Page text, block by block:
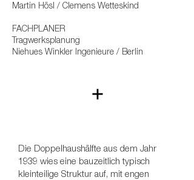
Martin Hösl / Clemens Wetteskind
FACHPLANER
Tragwerksplanung
Niehues Winkler Ingenieure / Berlin
Die Doppelhaushälfte aus dem Jahr
1939 wies eine bauzeitlich typisch
kleinteilige Struktur auf, mit engen
+